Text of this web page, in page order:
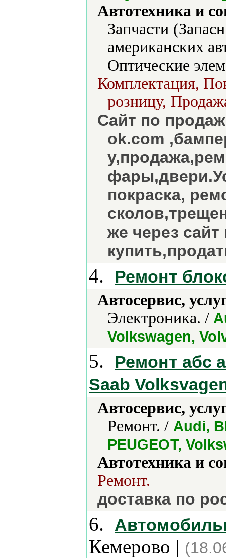
Автотехника и
Запчасти
американских
Оптические
Комплектация,
розницу,
Сайт по
ok.com
покраска,
же через
4. Ремонт
Автосервис,
Электроника. /
Volkswagen,
5.
Ремонт абс
Saab
Автосервис,
Ремонт. / Audi,
PEUGEOT,
Автотехника и
Ремонт.
доставка по
6.
Кемерово |